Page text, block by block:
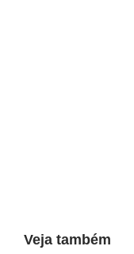
Veja também